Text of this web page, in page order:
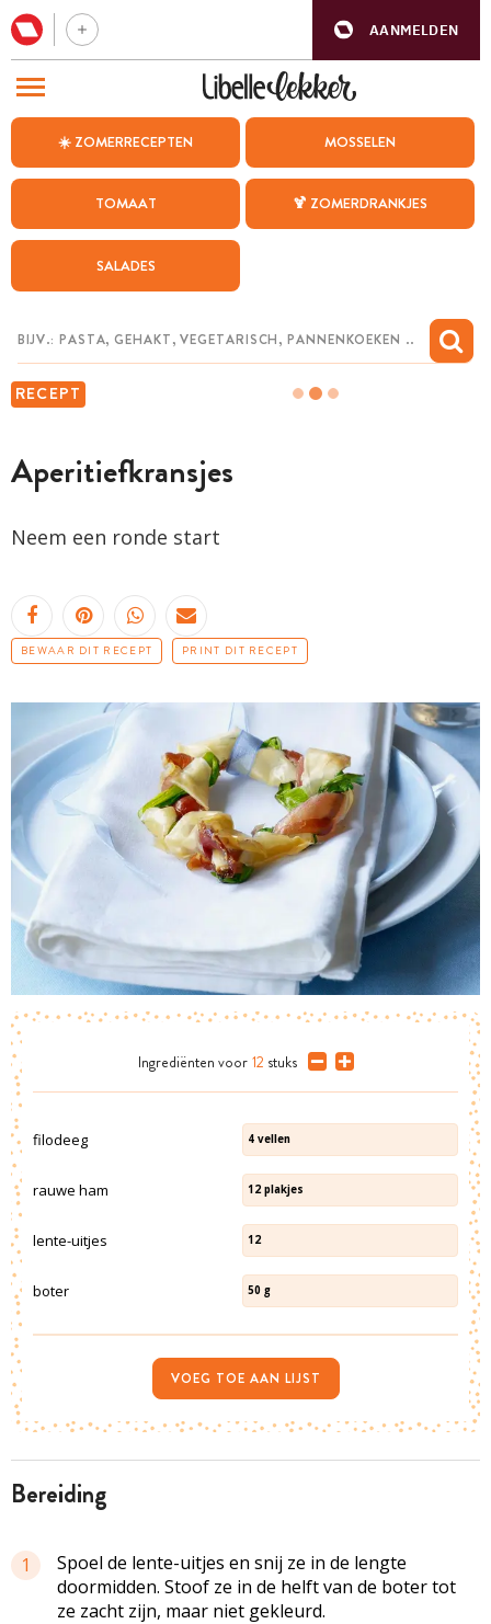
AANMELDEN
☀️ ZOMERRECEPTEN MOSSELEN
TOMAAT 🍹 ZOMERDRANKJES
SALADES
RECEPT
Aperitiefkransjes
Neem een ronde start
BEWAAR DIT RECEPT PRINT DIT RECEPT
bereiding
1
Spoel de lente-uitjes en snij ze in de lengte
doormidden. Stoof ze in de helft van de boter tot
ze zacht zijn, maar niet gekleurd.
Ingrediënten voor 12 stuks
filodeeg 4 vellen
rauwe ham 12 plakjes
lente-uitjes 12
boter 50 g
VOEG TOE AAN LIJST
BEZOEK ONZE ANDERE WEBSITES
WEEKMENU
CHAT MET MAIA
MIJN BEWAARDE RECEPTEN